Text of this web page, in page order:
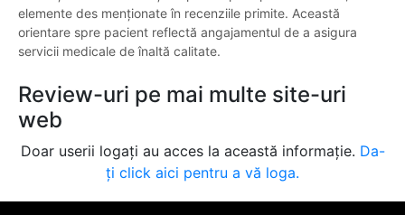
elemente des menționate în recenziile primite. Această
orientare spre pacient reflectă angajamentul de a asigura
servicii medicale de înaltă calitate.
Review-uri pe mai multe site-uri
web
Doar userii logați au acces la această informație. Da-
ți click aici pentru a vă loga.